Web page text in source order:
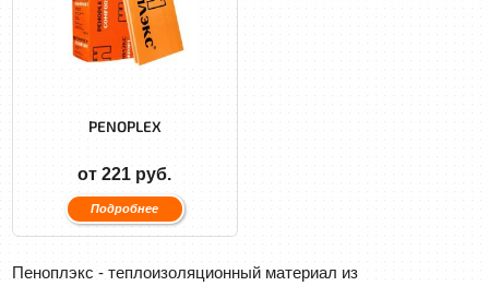
PENOPLEX
от 221 руб.
Подробнее
Пеноплэкс - теплоизоляционный материал из